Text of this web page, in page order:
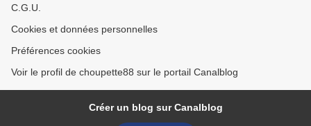
C.G.U.
Cookies et données personnelles
Préférences cookies
Voir le profil de choupette88 sur le portail Canalblog
Créer un blog sur Canalblog